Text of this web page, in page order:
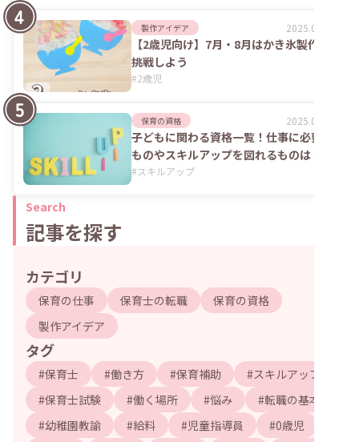
製作アイデア 2025.09.04
【2歳児向け】7月・8月はかき氷製作に
挑戦しよう
#2歳児
保育の資格 2025.06.02
子どもに関わる資格一覧！仕事に必要な
ものやスキルアップを図れるものは？
#スキルアップ
Search
記事を探す
カテゴリ
保育の仕事 保育士の転職
保育の資格
製作アイデア
タグ
#保育士 #働き方 #保育補助 #スキルアップ
#保育士試験 #働く場所 #悩み #転職の基本
#幼稚園教諭 #給料 #児童指導員 #0歳児